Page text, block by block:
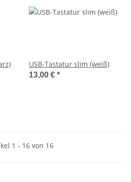
USB-Tastatur slim (weiß)
13,00 € *
1 - 16 von 16